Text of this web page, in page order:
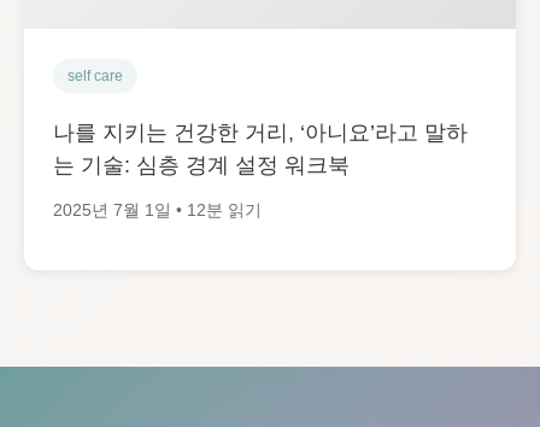
self care
나를 지키는 건강한 거리, ‘아니요’라고 말하
는 기술: 심층 경계 설정 워크북
2025년 7월 1일 • 12분 읽기